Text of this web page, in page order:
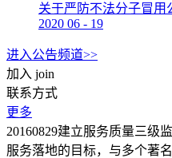
关于严防不法分子冒用
2020 06 - 19
进入公告频道>>
加入 join
联系方式
更多
20160829建立服务质量三级
服务落地的目标，与多个著